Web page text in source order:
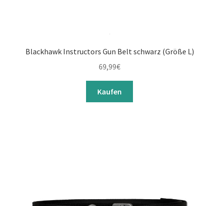
Blackhawk Instructors Gun Belt schwarz (Größe L)
69,99€
Kaufen